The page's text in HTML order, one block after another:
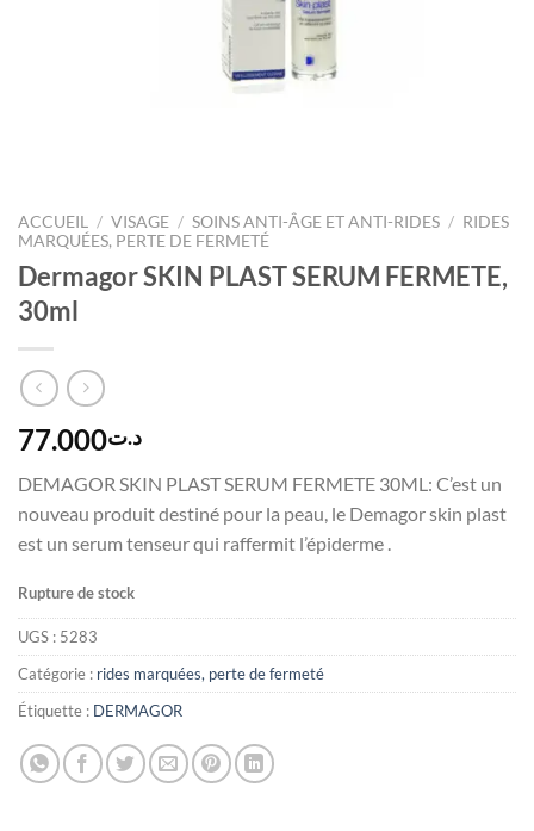
ACCUEIL / VISAGE / SOINS ANTI-ÂGE ET ANTI-RIDES / RIDES
MARQUÉES, PERTE DE FERMETÉ
Dermagor SKIN PLAST SERUM FERMETE,
30ml
د.ت77.000
DEMAGOR SKIN PLAST SERUM FERMETE 30ML: C’est un
nouveau produit destiné pour la peau, le Demagor skin plast
est un serum tenseur qui raffermit l’épiderme .
Rupture de stock
UGS : 5283
Catégorie : rides marquées, perte de fermeté
Étiquette : DERMAGOR